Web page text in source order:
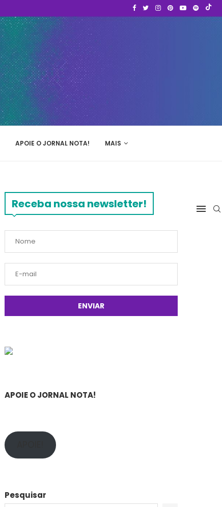
APOIE O JORNAL NOTA! MAIS
Receba nossa newsletter!
APOIE O JORNAL NOTA!
Pesquisar